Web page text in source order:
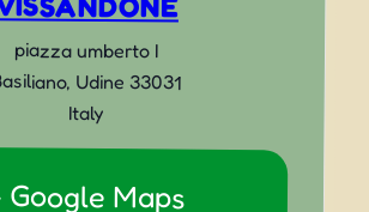
piazza umberto I
, Udine 33031
Italy
Google Maps